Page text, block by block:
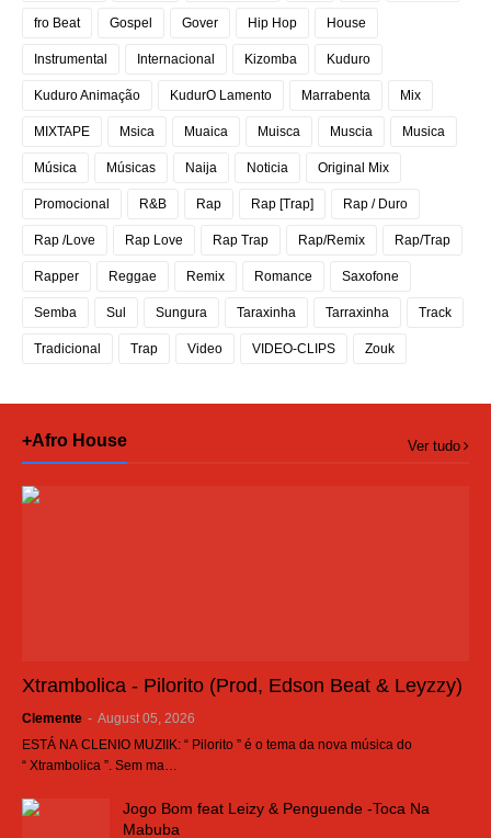
fro Beat Gospel Gover Hip Hop House
Instrumental Internacional Kizomba Kuduro
Kuduro Animação KudurO Lamento Marrabenta Mix
MIXTAPE Msica Muaica Muisca Muscia Musica
Música Músicas Naija Noticia Original Mix
Promocional R&B Rap Rap [Trap] Rap / Duro
Rap /Love Rap Love Rap Trap Rap/Remix Rap/Trap
Rapper Reggae Remix Romance Saxofone
Semba Sul Sungura Taraxinha Tarraxinha Track
Tradicional Trap Video VIDEO-CLIPS Zouk
+Afro House Ver tudo
Xtrambolica - Pilorito (Prod, Edson Beat & Leyzzy)
Clemente - August 05, 2026
ESTÁ NA CLENIO MUZIIK: “ Pilorito ” é o tema da nova música do
“ Xtrambolica ”. Sem ma…
Jogo Bom feat Leizy & Penguende -Toca Na
Mabuba